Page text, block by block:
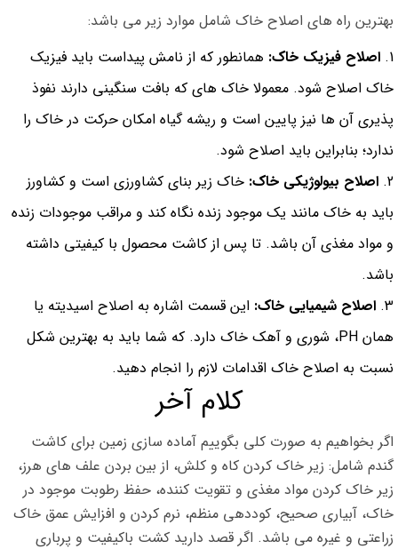
بهترین راه های اصلاح خاک شامل موارد زیر می باشد:
اصلاح فیزیک خاک: همانطور که از نامش پیداست باید فیزیک
خاک اصلاح شود. معمولا خاک های که بافت سنگینی دارند نفوذ
پذیری آن ها نیز پایین است و ریشه گیاه امکان حرکت در خاک را
ندارد؛ بنابراین باید اصلاح شود.
اصلاح بیولوژیکی خاک: خاک زیر بنای کشاورزی است و کشاورز
باید به خاک مانند یک موجود زنده نگاه کند و مراقب موجودات زنده
و مواد مغذی آن باشد. تا پس از کاشت محصول با کیفیتی داشته
باشد.
اصلاح شیمیایی خاک: این قسمت اشاره به اصلاح اسیدیته یا
همان PH، شوری و آهک خاک دارد. که شما باید به بهترین شکل
نسبت به اصلاح خاک اقدامات لازم را انجام دهید.
کلام آخر
اگر بخواهیم به صورت کلی بگوییم آماده سازی زمین برای کاشت
گندم شامل: زیر خاک کردن کاه و کلش، از بین بردن علف های هرز،
زیر خاک کردن مواد مغذی و تقویت کننده، حفظ رطوبت موجود در
خاک، آبیاری صحیح، کوددهی منظم، نرم کردن و افزایش عمق خاک
زراعتی و غیره می باشد. اگر قصد دارید کشت باکیفیت و پرباری